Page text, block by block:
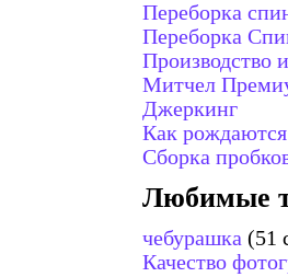
Переборка
Переборка
Производство
Митчел
Джеркинг
Как
Сборка
Любимые
чебурашка (51
Качество